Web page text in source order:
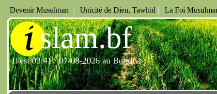
Devenir Musulman | Unicité de Dieu, Tawhid | La Foi
islam.bf
Il est 03:41 / 07-08-2026 au Burkina